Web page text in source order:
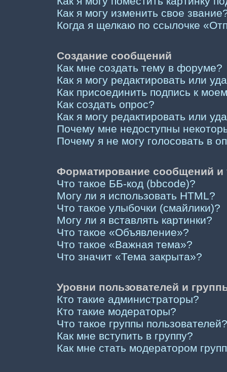
Как я могу изменить свое
Когда я щелкаю по ссылочке
Создание сообщений
Как мне создать тему в форуме?
Как я могу редактировать или
Как присоединить подпись к
Как создать опрос?
Как я могу редактировать или
Почему мне недоступны
Почему я не могу голосовать в
Форматирование сообщений
Что такое ББ-код (bbcode)?
Могу ли я использовать HTML?
Что такое улыбочки (смайлики)?
Могу ли я вставлять картинки?
Что такое «Объявление»?
Что такое «Важная тема»?
Что значит «Тема закрыта»?
Уровни пользователей и
Кто такие администраторы?
Кто такие модераторы?
Что такое группы пользователей?
Как мне вступить в группу?
Как мне стать модератором